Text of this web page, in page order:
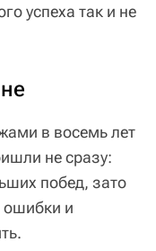
успеха так и не
в восемь лет
не сразу:
побед, зато
ошибки и